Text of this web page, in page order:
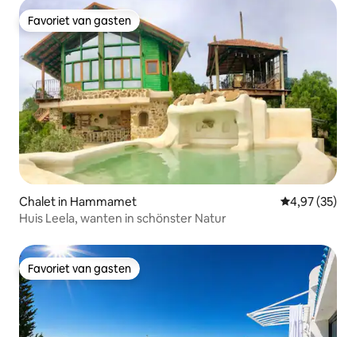
Favoriet van gasten
Favoriet van gasten
Chalet in Hammamet Gemiddelde
4,97 (35)
Huis Leela, wanten in schönster Natur
Favoriet van gasten
Favoriet van gasten